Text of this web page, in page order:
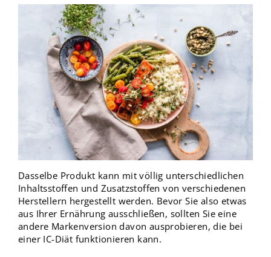
Dasselbe Produkt kann mit völlig unterschiedlichen
Inhaltsstoffen und Zusatzstoffen von verschiedenen
Herstellern hergestellt werden. Bevor Sie also etwas
aus Ihrer Ernährung ausschließen, sollten Sie eine
andere Markenversion davon ausprobieren, die bei
einer IC-Diät funktionieren kann.